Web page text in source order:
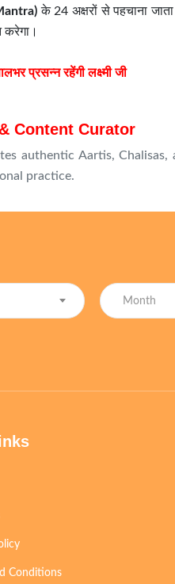
के 24 अक्षरों से पहचाना
करेगा।
प्रसन्न रहेंगी लक्ष्मी जी
Content Curator
authentic Aartis,
practice.
Month
Conditions